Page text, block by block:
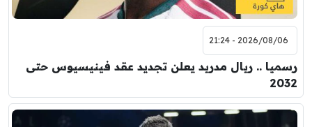
2026/08/06 - 21:24
رسميا .. ريال مدريد يعلن تجديد عقد فينيسيوس حتى
2032